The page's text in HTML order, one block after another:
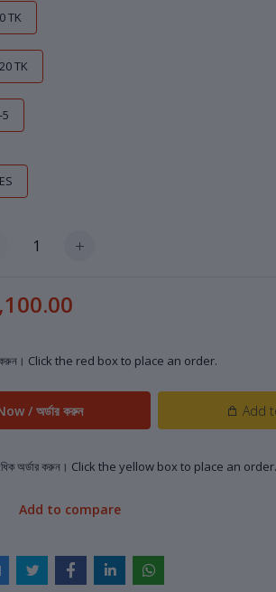
TK
TK
করুন। Click the red box to place an order.
/ অর্ডার করুন Add
অধিক অর্ডার করুন। Click the yellow box to place an order.
Add to compare